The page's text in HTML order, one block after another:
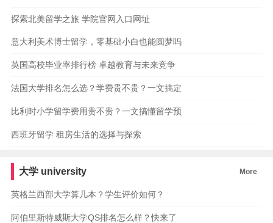
探索北美留学之旅 学院官网入口网址
意大利美术博士留学，零基础小白也能圆梦吗
英国高校毕业率排行榜 卓越教育与未来竞争
法国大学排名怎么选？学费贵不贵？一文搞定
比利时小学留学费用贵不贵？一文搞懂留学预
西班牙留学 租房生活的选择与探索
大学 university More
英格兰西部大学算几本？学生评价如何？
阿伯里斯特威斯大学QS排名怎么样？快来了